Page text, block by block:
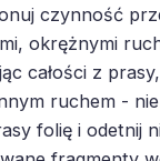
czynność
okrężnymi
całości z
ruchem -
folię i odetnij